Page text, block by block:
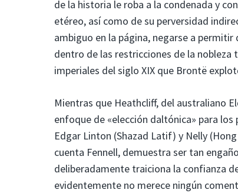
de la historia le roba a la condenada y
etéreo, así como de su perversidad
ambiguo en la página, negarse a
dentro de las restricciones de la nobleza
imperiales del siglo XIX que Brontë
Mientras que Heathcliff, del australiano
enfoque de «elección daltónica» para
Edgar Linton (Shazad Latif) y Nelly
cuenta Fennell, demuestra ser tan
deliberadamente traiciona la confianza
evidentemente no merece ningún